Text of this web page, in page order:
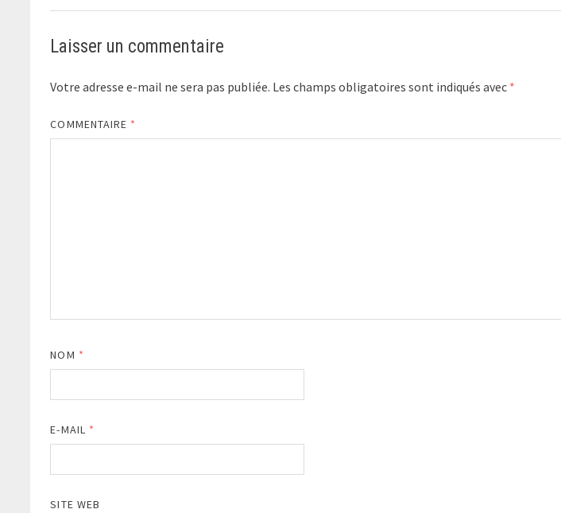
Laisser un commentaire
Votre adresse e-mail ne sera pas publiée. Les champs obligatoires sont indiqués avec *
COMMENTAIRE *
NOM *
E-MAIL *
SITE WEB